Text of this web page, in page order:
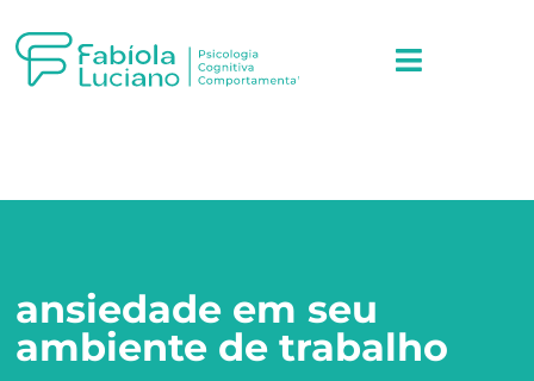
ansiedade em seu
ambiente de trabalho